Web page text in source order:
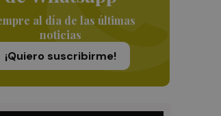
al día de las últimas
noticias
¡Quiero suscribirme!